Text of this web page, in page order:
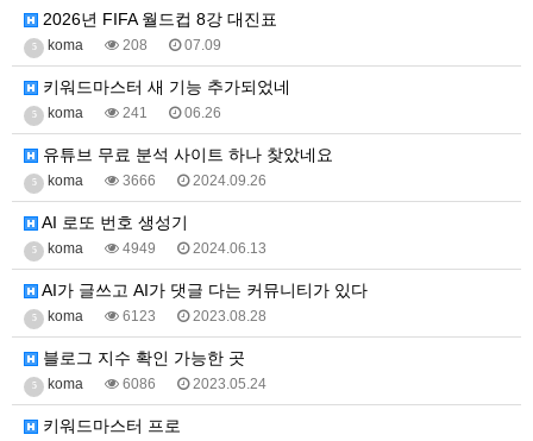
2026년 FIFA 월드컵 8강 대진표
5 koma 208 07.09
키워드마스터 새 기능 추가되었네
5 koma 241 06.26
유튜브 무료 분석 사이트 하나 찾았네요
5 koma 3666 2024.09.26
AI 로또 번호 생성기
5 koma 4949 2024.06.13
AI가 글쓰고 AI가 댓글 다는 커뮤니티가 있다
5 koma 6123 2023.08.28
블로그 지수 확인 가능한 곳
5 koma 6086 2023.05.24
키워드마스터 프로